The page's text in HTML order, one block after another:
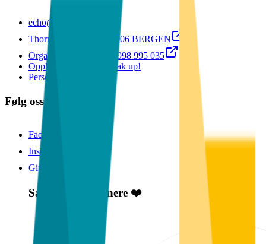
echo@uib.no
Thormøhlens gate 55 5006 BERGEN
Organisasjonsnummer: 998 995 035
Opplevd noe kjipt? Speak up!
Personvernerklæring
Følg oss 💻
Facebook
Instagram
GitHub
Samarbeidspartnere ❤️